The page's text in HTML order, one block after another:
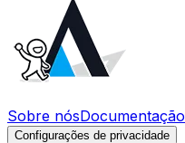
Sobre nósDocumentação
Configurações de privacidade